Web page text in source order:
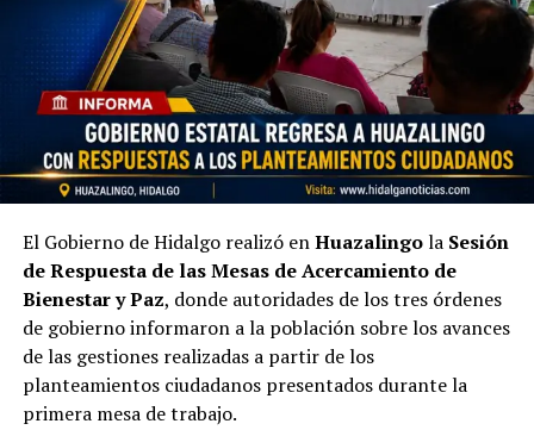
El Gobierno de Hidalgo realizó enHuazalingola Sesión
de Respuesta de las Mesas de Acercamiento de
Bienestar y Paz, donde autoridades de los tres órdenes
de gobierno informaron a la población sobre los avances
de las gestiones realizadas a partir de los
planteamientos ciudadanos presentados durante la
primera mesa de trabajo.